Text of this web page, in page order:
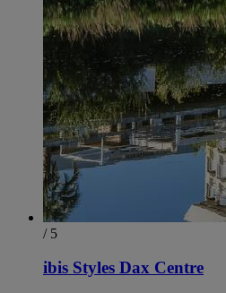
/ 5
ibis Styles Dax Centre